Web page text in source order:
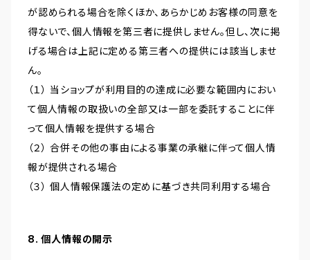
が認められる場合を除くほか、あらかじめお客様の同意を
得ないで、個人情報を第三者に提供しません。但し、次に掲
げる場合は上記に定める第三者への提供には該当しませ
ん。
（１） 当ショップが利用目的の達成に必要な範囲内におい
て個人情報の取扱いの全部又は一部を委託することに伴
って個人情報を提供する場合
（２） 合併その他の事由による事業の承継に伴って個人情
報が提供される場合
（３） 個人情報保護法の定めに基づき共同利用する場合
8. 個人情報の開示